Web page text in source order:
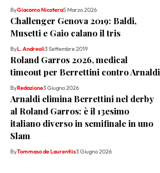
ByGiacomo Nicotera5 Marzo 2026
Challenger Genova 2019: Baldi,
Musetti e Gaio calano il tris
ByL. Andreoli3 Settembre 2019
Roland Garros 2026, medical
timeout per Berrettini contro Arnaldi
ByRedazione3 Giugno 2026
Arnaldi elimina Berrettini nel derby
al Roland Garros: è il 13esimo
italiano diverso in semifinale in uno
Slam
ByTommaso de Laurentiis3 Giugno 2026